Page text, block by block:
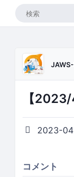
【
2023-
コメント